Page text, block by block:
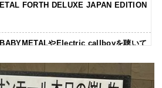
FORTH DELUXE JAPAN EDITION
やElectric callboyを聴いて
】